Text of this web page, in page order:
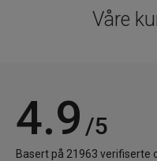
Våre
4.9 /5
Basert på 21963 verifiserte